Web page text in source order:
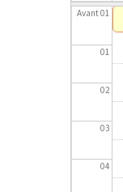
Avant 01
01
02
03
04